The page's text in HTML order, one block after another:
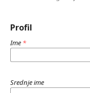
Profil
Ime *
Srednje ime